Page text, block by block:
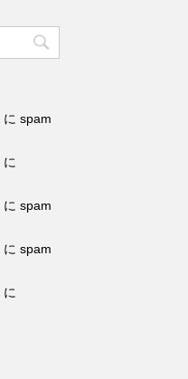
に spam
に
に spam
に spam
に